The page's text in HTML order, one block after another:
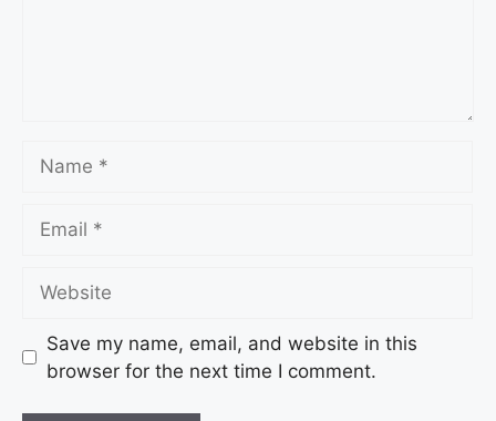
Save my name, email, and website in this
browser for the next time I comment.